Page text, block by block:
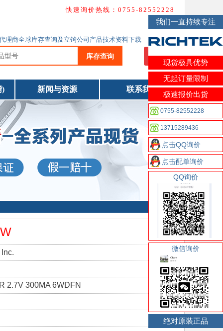
快速询价热线：0755-82552228
理商全球库存查询及立锜公司产品技术资料下载
库存查询 我要询价
) 新闻与资源 联系我们
2.7V 300MA 6WDFN
我们一直持续专注
现货极具优势
无起订量限制
极速报价出货
0755-82552228
13715289436
点击QQ询价
点击配单询价
QQ询价
微信询价
绝对原装正品